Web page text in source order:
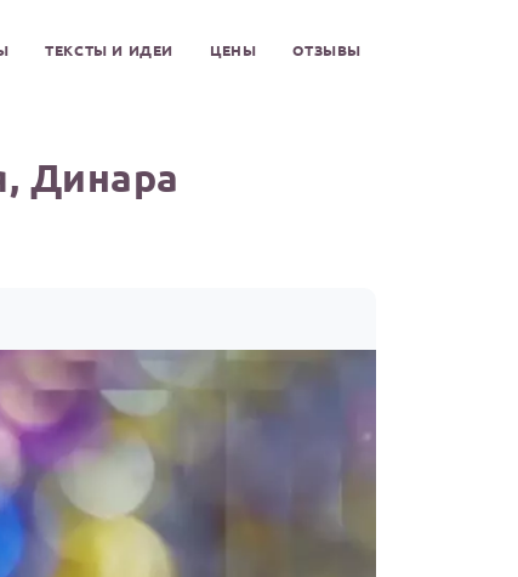
ТЕКСТЫ И ИДЕИ ЦЕНЫ ОТЗЫВЫ
Динара